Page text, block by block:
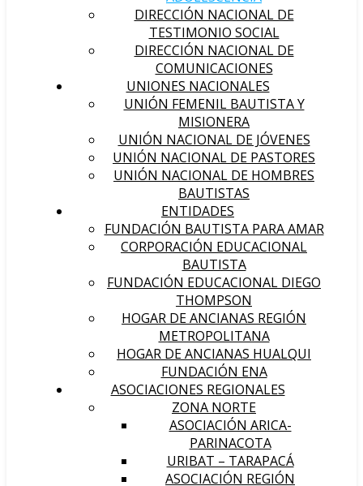
DIRECCIÓN NACIONAL DE
TESTIMONIO SOCIAL
DIRECCIÓN NACIONAL DE
COMUNICACIONES
UNIONES NACIONALES
UNIÓN FEMENIL BAUTISTA Y
MISIONERA
UNIÓN NACIONAL DE JÓVENES
UNIÓN NACIONAL DE PASTORES
UNIÓN NACIONAL DE HOMBRES
BAUTISTAS
ENTIDADES
FUNDACIÓN BAUTISTA PARA AMAR
CORPORACIÓN EDUCACIONAL
BAUTISTA
FUNDACIÓN EDUCACIONAL DIEGO
THOMPSON
HOGAR DE ANCIANAS REGIÓN
METROPOLITANA
HOGAR DE ANCIANAS HUALQUI
FUNDACIÓN ENA
ASOCIACIONES REGIONALES
ZONA NORTE
ASOCIACIÓN ARICA-
PARINACOTA
URIBAT – TARAPACÁ
ASOCIACIÓN REGIÓN